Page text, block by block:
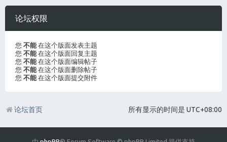
论坛权限
您 不能 在这个版面发表主题
您 不能 在这个版面回复主题
您 不能 在这个版面编辑帖子
您 不能 在这个版面删除帖子
您 不能 在这个版面提交附件
所有显示的时间是 UTC+08:00
论坛首页